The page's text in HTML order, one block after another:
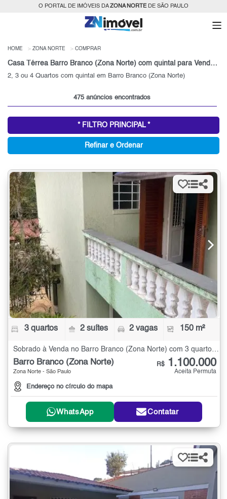
O PORTAL DE IMÓVEIS DAZONA NORTEDE SÃO PAULO
HOME ZONA NORTE COMPRAR
Casa Térrea Barro Branco (Zona Norte) com quintal para Venda, Zona Norte, SP
2, 3 ou 4 Quartos com quintal em Barro Branco (Zona Norte)
475 anúncios encontrados
* FILTRO PRINCIPAL *
Refinar e Ordenar
3 quartos 2 suítes 2 vagas 150 m²
Sobrado à Venda no Barro Branco (Zona Norte) com 3 quartos - 150 m²
Barro Branco (Zona Norte)
Zona Norte - São Paulo
Endereço no círculo do mapa
R$ 1.100.000
Aceita Permuta
WhatsApp Contatar